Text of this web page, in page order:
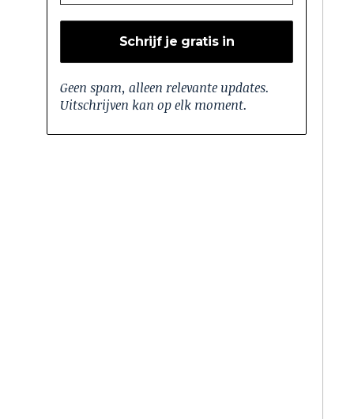
Geen spam, alleen relevante updates.
Uitschrijven kan op elk moment.